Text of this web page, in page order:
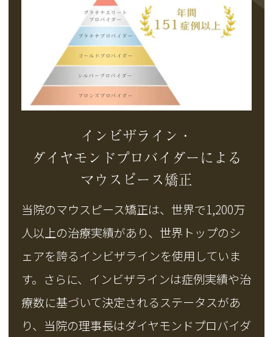
インビザライン・
ダイヤモンドプロバイダーによる
マウスピース矯正
当院のマウスピース矯正は、世界で1,200万
人以上の治療実績があり、世界トップのシ
ェアを誇るインビザラインを使用していま
す。さらに、インビザラインは症例実績や治
療数に基づいて決定されるステータスがあ
り、当院の理事長はダイヤモンドプロバイダ